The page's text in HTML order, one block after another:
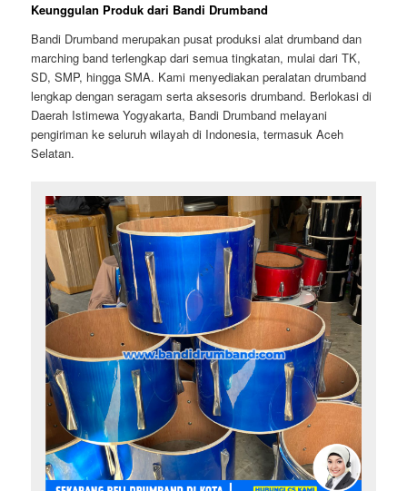
Keunggulan Produk dari Bandi Drumband
Bandi Drumband merupakan pusat produksi alat drumband dan
marching band terlengkap dari semua tingkatan, mulai dari TK,
SD, SMP, hingga SMA. Kami menyediakan peralatan drumband
lengkap dengan seragam serta aksesoris drumband. Berlokasi di
Daerah Istimewa Yogyakarta, Bandi Drumband melayani
pengiriman ke seluruh wilayah di Indonesia, termasuk Aceh
Selatan.